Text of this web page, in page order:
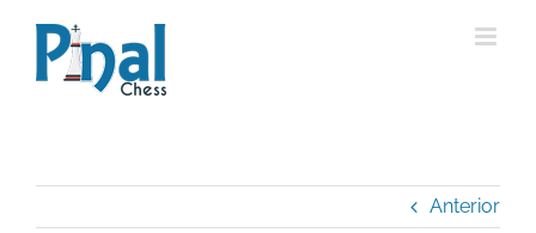
contenido
Anterior